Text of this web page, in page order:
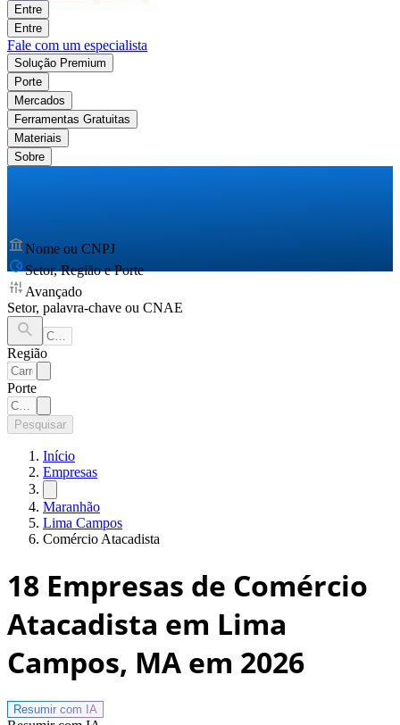
Entre
Entre
Fale com um especialista
Solução Premium
Porte
Mercados
Ferramentas Gratuitas
Materiais
Sobre
Nome ou CNPJ
Setor, Região e Porte
Avançado
Setor, palavra-chave ou CNAE
Região
Porte
Pesquisar
Início
Empresas
Maranhão
Lima Campos
Comércio Atacadista
18 Empresas de Comércio
Atacadista em Lima
Campos, MA em 2026
Resumir com IA